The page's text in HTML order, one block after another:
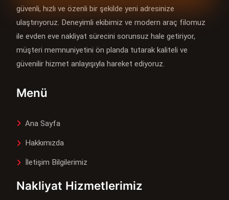
güvenli, hızlı ve özenli bir şekilde yeni adresinize
ulaştırıyoruz. Deneyimli ekibimiz ve modern araç filomuz
ile evden eve nakliyat sürecini sorunsuz hale getiriyor,
müşteri memnuniyetini ön planda tutarak kaliteli ve
güvenilir hizmet anlayışıyla hareket ediyoruz.
Menü
Ana Sayfa
Hakkımızda
İletişim Bilgilerimiz
Nakliyat Hizmetlerimiz